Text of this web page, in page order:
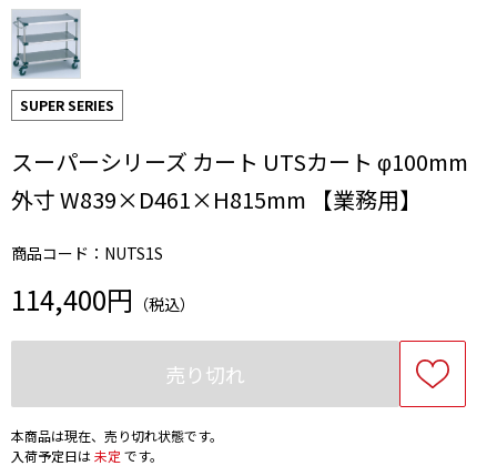
SUPER SERIES
スーパーシリーズ カート UTSカート φ100mm
外寸 W839×D461×H815mm 【業務用】
商品コード：NUTS1S
114,400円 （税込）
売り切れ
本商品は現在、売り切れ状態です。
入荷予定日は未定 です。